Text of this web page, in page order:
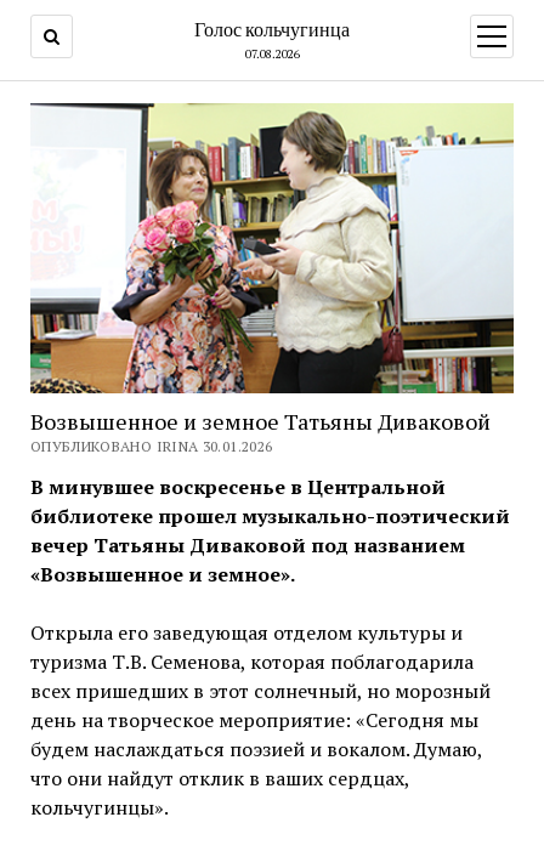
Голос кольчугинца
07.08.2026
меню
Возвышенное и земное Татьяны Диваковой
ОПУБЛИКОВАНО IRINA 30.01.2026
В минувшее воскресенье в Центральной
библиотеке прошел музыкально-поэтический
вечер Татьяны Диваковой под названием
«Возвышенное и земное».
Открыла его заведующая отделом культуры и
туризма Т.В. Семенова, которая поблагодарила
всех пришедших в этот солнечный, но морозный
день на творческое мероприятие: «Сегодня мы
будем наслаждаться поэзией и вокалом. Думаю,
что они найдут отклик в ваших сердцах,
кольчугинцы».